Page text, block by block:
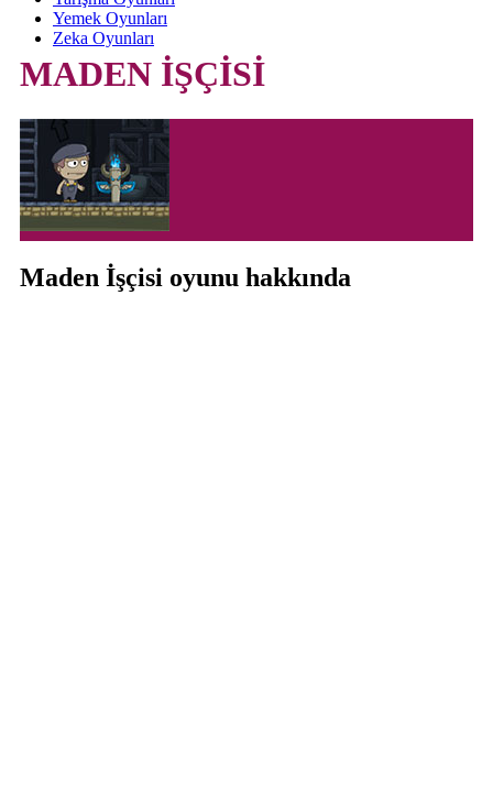
Yemek Oyunları
Zeka Oyunları
MADEN İŞÇİSİ
Maden İşçisi oyunu hakkında